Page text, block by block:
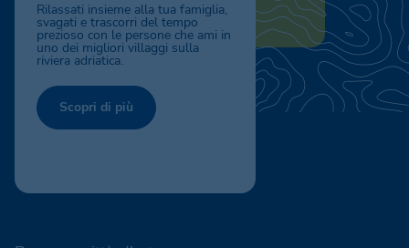
Rilassati insieme alla tua famiglia,
svagati e trascorri del tempo
prezioso con le persone che ami in
uno dei migliori villaggi sulla
riviera adriatica.
Scopri di più